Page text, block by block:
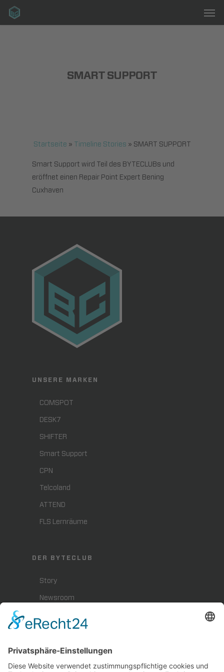
Skip
SMART SUPPORT
Startseite » Timeline Stories » SMART SUPPORT
Smart Support wird Teil des BYTECLUBs und
eröffnet einen Repair Point Expert Bening
Cuxhaven
UNSERE MARKEN
COMSPOT
DESK7
SHIFTER
Smart Support
CPN
Telcoland
ATTEND
FLS Lernräume
DER BYTECLUB
Story
Newsroom
Karriere
BYTEBLOG
Downloads